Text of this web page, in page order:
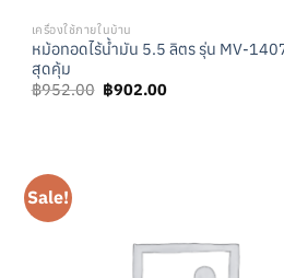
เครื่องใช้ภายในบ้าน
หม้อทอดไร้น้ำมัน 5.5 ลิตร รุ่น MV-
สุดคุ้ม
฿952.00 Original
price
฿902.00Current
Sale!